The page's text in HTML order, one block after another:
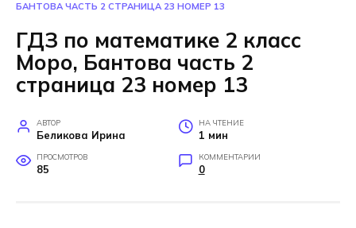
БАНТОВА ЧАСТЬ 2 СТРАНИЦА 23 НОМЕР 13
ГДЗ по математике 2 класс
Моро, Бантова часть 2
страница 23 номер 13
АВТОР
Беликова Ирина
НА ЧТЕНИЕ
1 мин
ПРОСМОТРОВ
85
КОММЕНТАРИИ
0